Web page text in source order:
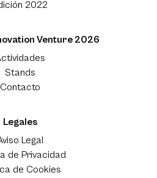
2022
Venture 2026
Stands
Contacto
Legales
Legal
de Privacidad
de Cookies